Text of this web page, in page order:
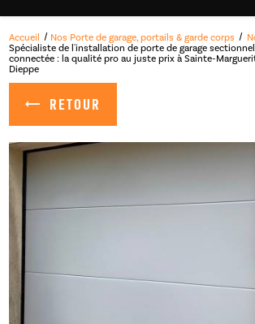
Accueil Nos Porte de garage, portails & garde corps
Spécialiste de l'installation de porte de garage
connectée : la qualité pro au juste prix à Sainte-
Dieppe
RETOUR